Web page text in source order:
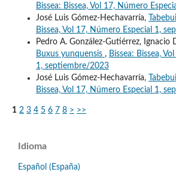
Bissea: Bissea, Vol 17, Número
José Luis Gómez-Hechavarría,
Bissea, Vol 17, Número Especial 1,
Pedro A. González-Gutiérrez, Ignacio
Buxus yunquensis , Bissea: Bissea,
1, septiembre/2023
José Luis Gómez-Hechavarría,
Bissea, Vol 17, Número Especial 1,
1 2 3 4 5 6 7 8 > >>
Idioma
Español (España)